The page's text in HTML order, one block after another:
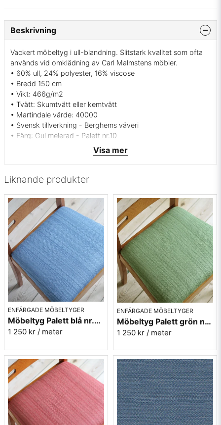
Liknande produkter
ENFÄRGADE MÖBELTYGER
Möbeltyg Palett blå nr.50 - Carl Malmstens-kvalitet
1 250 kr / meter
ENFÄRGADE MÖBELTYGER
Möbeltyg Palett grön nr.70 - Carl Malmstens-kvalitet
1 250 kr / meter
Beskrivning
Vackert möbeltyg i ull-blandning. Slitstark kvalitet som ofta
används vid omklädning av Carl Malmstens möbler.
• 60% ull, 24% polyester, 16% viscose
• Bredd 150 cm
• Vikt: 466g/m2
• Tvätt: Skumtvätt eller kemtvätt
• Martindale värde: 40000
• Svensk tillverkning - Berghems väveri
• Färg: Gul melerad - Palett nr.10
• Mönsterbild: tvärgående
• Beställningsvara, ingen returrätt
Vill du ha ett tygprov? maila mig på
Visa mer